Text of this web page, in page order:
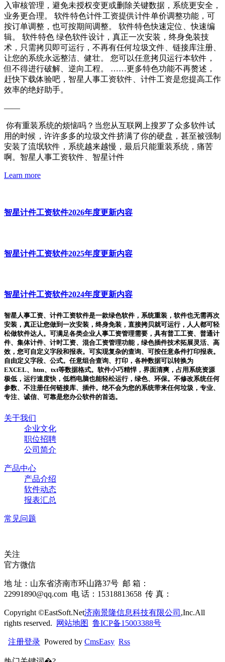
入审核管理，避免未授权变更或删除关键数据，系统更安全，
业务更合理。 软件特色计件工资提供计件单价调整功能，可
按订单调整，也可按期间调整。 软件特色快速定位、快速编
辑。 软件特色 绿色软件设计，真正一次安装，终身免装技
术，只需拷贝即可运行，不再有任何垃圾文件、链接库注册、
让您的系统永远整洁、健壮。 您可以任意拷贝运行本软件，
但不得进行破解、逆向工程。 ……更多特色功能不再赘述，
赶快下载体验吧，智星人事工资软件、计件工资是您提高工作
效率的绝好助手。
——
你有重装系统的烦恼吗？当您从互联网上搜罗了众多软件试
用的时候，许许多多的垃圾文件挤满了你的硬盘，甚至被强制
安装了流氓软件，系统越来越慢，最后只能重装系统，痛苦
啊。智星人事工资软件、智星计件
Learn more
智星计件工资软件2026年度更新内容
智星计件工资软件2025年度更新内容
智星计件工资软件2024年度更新内容
智星人事工资、计件工资软件是一款绿色软件，系统重装，软件也无需再次
安装，真正让您做到一次安装，终身免装，直接拷贝就可运行，人人都可轻
松做软件达人。可满足各类企业人事工资管理需要，具有普工工资、普通计
件、集体计件、计时工资、混合工资管理功能，绿色插件技术拓展灵活、高
效，您可自定义字段和报表。可实现复杂的查询、可按任意条件打印报表。
自由定义字段、公式。任意组合查询、打印，各种数据可以转换为
EXCEL、htm、txt等数据格式。软件小巧精悍，界面清爽，占用系统资源
极低，运行速度快，低档电脑也能轻松运行，绿色、环保。不修改系统任何
参数、不注册任何链接库、插件。绝不会为您的系统带来任何垃圾，专业、
专注、诚信、可靠是您办公软件的首选。
关于我们
企业文化
职位招聘
公司简介
产品中心
产品介绍
软件动态
报表汇总
常见问题
关注
官方微信
地 址：山东省济南市环山路37号 邮 箱：
22991890@qq.com 电 话：15318813658 传 真：
Copyright ©EastSoft.Net济南景隆信息科技有限公司 ,Inc.All
rights reserved.
网站地图 鲁ICP备15003388号
注册登录 Powered by CmsEasy Rss